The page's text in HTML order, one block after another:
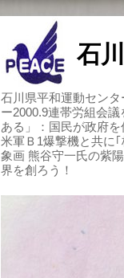
石
石川県平和運動セン
ー2000.9連帯労組会
ある」：国民が政府
米軍Ｂ1爆撃機と共に
象画 熊谷守一氏の紫
界を創ろう！